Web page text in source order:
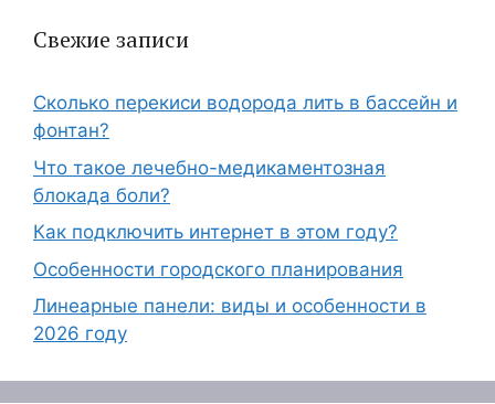
Свежие записи
Сколько перекиси водорода лить в бассейн и
фонтан?
Что такое лечебно-медикаментозная
блокада боли?
Как подключить интернет в этом году?
Особенности городского планирования
Линеарные панели: виды и особенности в
2026 году